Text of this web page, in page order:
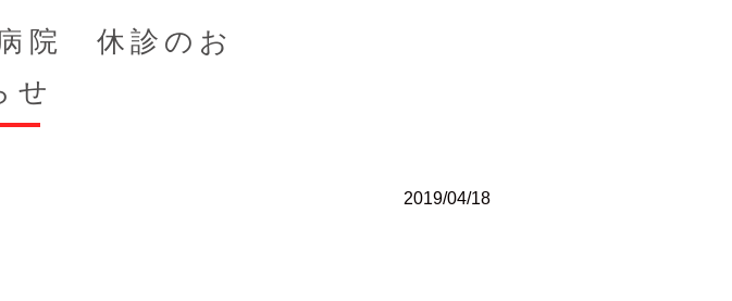
院 休診のお
せ
2019/04/18